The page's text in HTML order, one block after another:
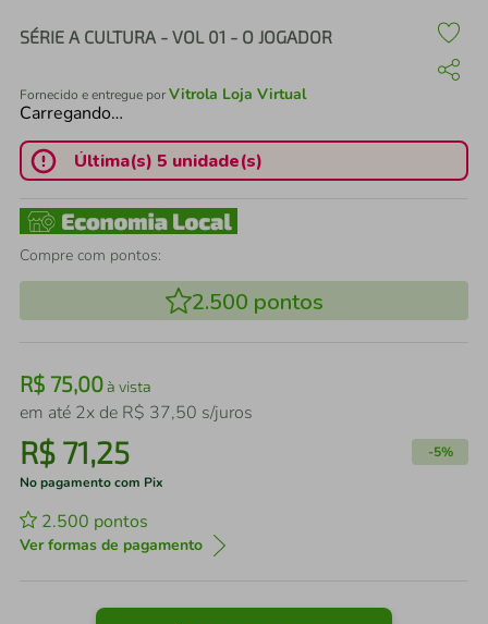
SÉRIE A CULTURA - VOL 01 - O JOGADOR
Fornecido e entregue porVitrola Loja Virtual
Carregando…
Última(s) 5 unidade(s)
Compre com pontos:
2.500 pontos
R$ 75,00à vista
em até 2x de R$ 37,50 s/juros
R$ 71,25 -5%
No pagamento com Pix
2.500 pontos
Ver formas de pagamento